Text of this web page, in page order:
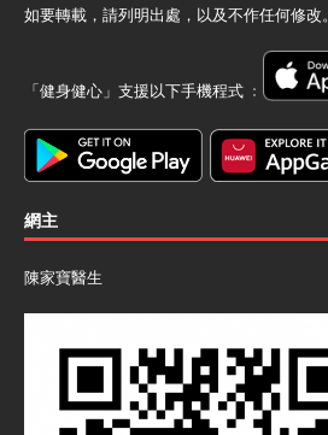
如要轉載，請列明出處，以及不作任何修改。
「健身健心」支援以下手機程式 ﹕
網主
陳家寶醫生